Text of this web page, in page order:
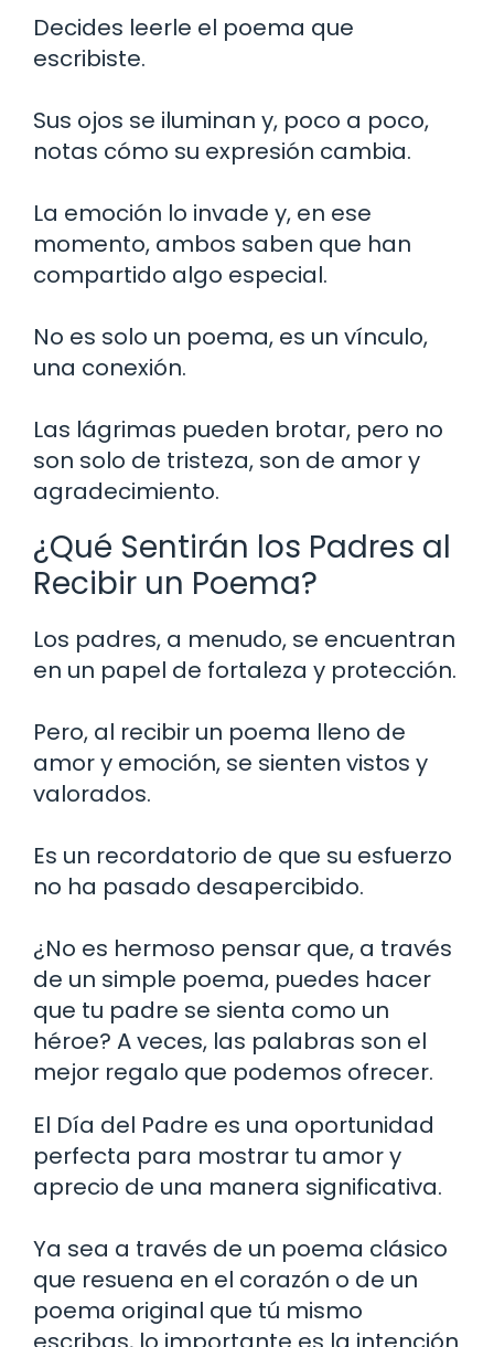
Decides leerle el poema que
escribiste.
Sus ojos se iluminan y, poco a poco,
notas cómo su expresión cambia.
La emoción lo invade y, en ese
momento, ambos saben que han
compartido algo especial.
No es solo un poema, es un vínculo,
una conexión.
Las lágrimas pueden brotar, pero no
son solo de tristeza, son de amor y
agradecimiento.
¿Qué Sentirán los Padres al
Recibir un Poema?
Los padres, a menudo, se encuentran
en un papel de fortaleza y protección.
Pero, al recibir un poema lleno de
amor y emoción, se sienten vistos y
valorados.
Es un recordatorio de que su esfuerzo
no ha pasado desapercibido.
¿No es hermoso pensar que, a través
de un simple poema, puedes hacer
que tu padre se sienta como un
héroe? A veces, las palabras son el
mejor regalo que podemos ofrecer.
El Día del Padre es una oportunidad
perfecta para mostrar tu amor y
aprecio de una manera significativa.
Ya sea a través de un poema clásico
que resuena en el corazón o de un
poema original que tú mismo